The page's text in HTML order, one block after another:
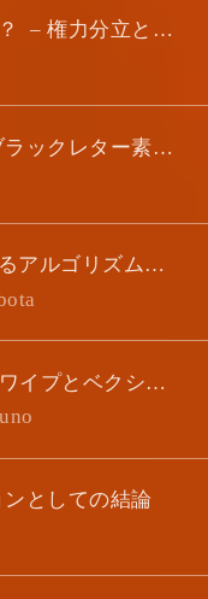
権力分立と希望の幾何学 #3
ックレター素描 #3
魅惑する技術から生成するアルゴリズムへ
行為を誘発する映像 – スワイプとベクション
としての結論